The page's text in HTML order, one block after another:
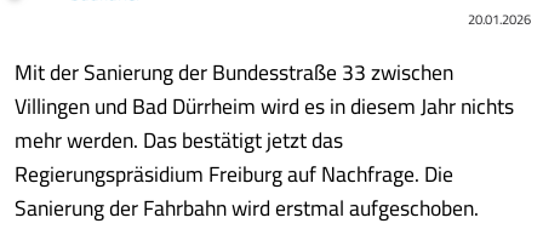
20.01.2026
Mit der Sanierung der Bundesstraße 33 zwischen
Villingen und Bad Dürrheim wird es in diesem Jahr nichts
mehr werden. Das bestätigt jetzt das
Regierungspräsidium Freiburg auf Nachfrage. Die
Sanierung der Fahrbahn wird erstmal aufgeschoben.